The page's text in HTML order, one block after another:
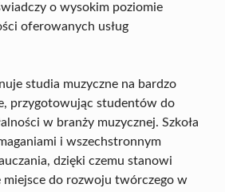
o wysokim poziomie
oferowanych usług
studia muzyczne na bardzo
przygotowując studentów do
w branży muzycznej. Szkoła
i wszechstronnym
dzięki czemu stanowi
miejsce do rozwoju twórczego w